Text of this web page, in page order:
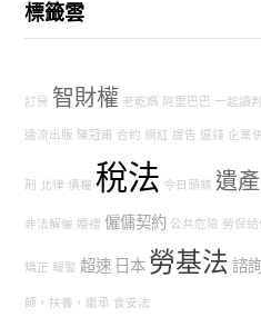
標籤雲
訂房 智財權 老乾媽 阿里巴巴 一起讀
遠流出版 陳冠甫 合約 網紅 提告 還錢 企業
刑 北律 債權 稅法 今日頭條 遺產
非法解僱 婚禮 僱傭契約 公共危險 勞保給
矯正 報警 超速 日本 勞基法 諮
師，扶養，繼承 食安法